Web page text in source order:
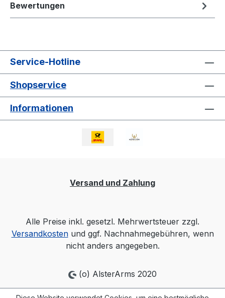
Bewertungen
Service-Hotline
Shopservice
Informationen
Versand und Zahlung
Alle Preise inkl. gesetzl. Mehrwertsteuer zzgl.
Versandkostenund ggf. Nachnahmegebühren, wenn
nicht anders angegeben.
(o) AlsterArms 2020